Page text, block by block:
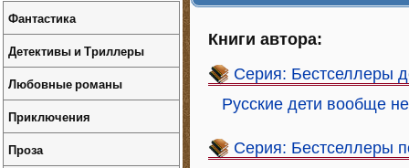
Книги автора:
Серия: Бестселлеры
Русские дети вообще
Серия: Бестселлеры
Фантастика
Детективы и Триллеры
Любовные романы
Приключения
Проза